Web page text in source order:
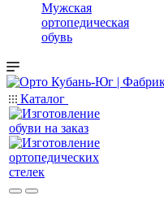
Мужская
ортопедическая
обувь
Каталог